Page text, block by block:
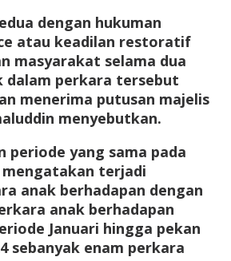
dengan hukuman
atau keadilan restoratif
masyarakat selama dua
dalam perkara tersebut
menerima putusan majelis
menyebutkan.
periode yang sama pada
mengatakan terjadi
anak berhadapan dengan
anak berhadapan
Januari hingga pekan
sebanyak enam perkara